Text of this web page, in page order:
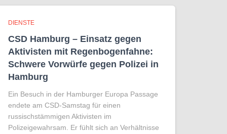
DIENSTE
CSD Hamburg – Einsatz gegen
Aktivisten mit Regenbogen­fahne:
Schwere Vorwürfe gegen Polizei in
Hamburg
Ein Besuch in der Hamburger Europa Passage
endete am CSD-Samstag für einen
russischstämmigen Aktivisten im
Polizeigewahrsam. Er fühlt sich an Verhältnisse